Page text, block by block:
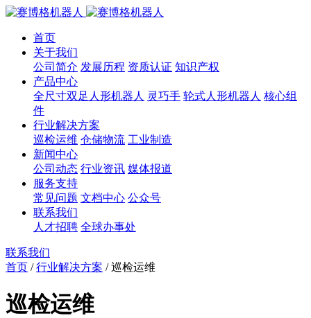
首页
关于我们
公司简介 发展历程 资质认证 知识产权
产品中心
全尺寸双足人形机器人 灵巧手 轮式人形机器人 核心组
件
行业解决方案
巡检运维 仓储物流 工业制造
新闻中心
公司动态 行业资讯 媒体报道
服务支持
常见问题 文档中心 公众号
联系我们
人才招聘 全球办事处
联系我们
首页 /行业解决方案 /巡检运维
巡检运维